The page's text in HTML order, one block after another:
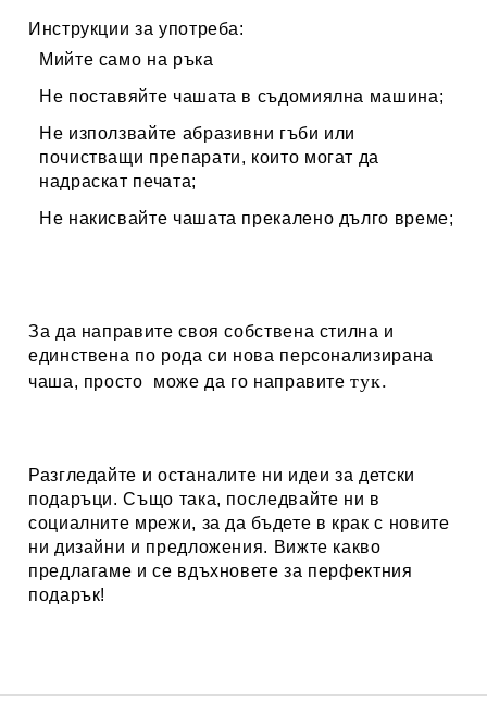
Инструкции за употреба:
Мийте само на ръка
Не поставяйте чашата в съдомиялна машина;
Не използвайте абразивни гъби или
почистващи препарати, които могат да
надраскат печата;
Не накисвайте чашата прекалено дълго време;
За да направите своя собствена стилна и
единствена по рода си нова персонализирана
чаша, просто може да го направитетук.
Разгледайте и останалите ни идеи за детски
подаръци. Също така, последвайте ни в
социалните мрежи, за да бъдете в крак с новите
ни дизайни и предложения. Вижте какво
предлагаме и се вдъхновете за перфектния
подарък!